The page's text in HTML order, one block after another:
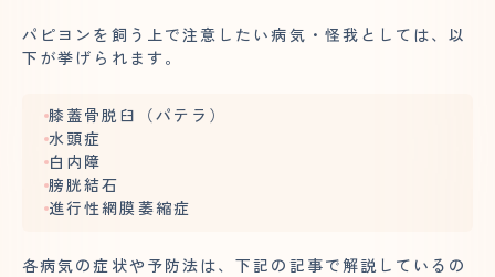
パピヨンを飼う上で注意したい病気・怪我としては、以
下が挙げられます。
膝蓋骨脱臼（パテラ）
水頭症
白内障
膀胱結石
進行性網膜萎縮症
各病気の症状や予防法は、下記の記事で解説しているの